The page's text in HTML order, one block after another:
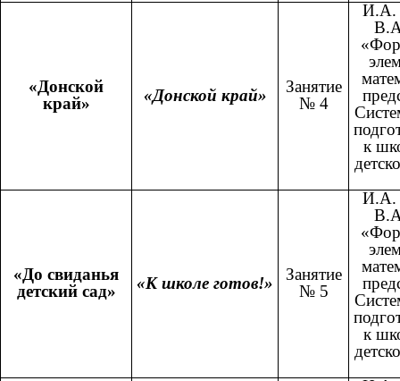
«Донской
край»
«Донской край»
Занятие
№ 4
И.А.
к
«До свиданья
детский сад»
«К школе готов!»
Занятие
№ 5
И.А.
к